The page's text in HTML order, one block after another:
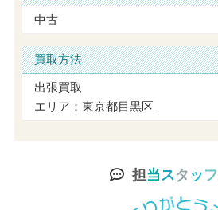
中古
買取方法
出張買取
エリア：東京都目黒区
担当スタ ッ フ